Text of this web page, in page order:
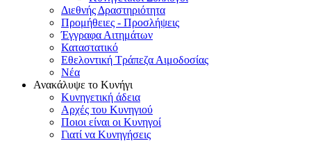
Διεθνής Δραστηριότητα
Προμήθειες - Προσλήψεις
Έγγραφα Αιτημάτων
Καταστατικό
Εθελοντική Τράπεζα Αιμοδοσίας
Νέα
Ανακάλυψε το Κυνήγι
Κυνηγετική άδεια
Αρχές του Κυνηγιού
Ποιοι είναι οι Κυνηγοί
Γιατί να Κυνηγήσεις